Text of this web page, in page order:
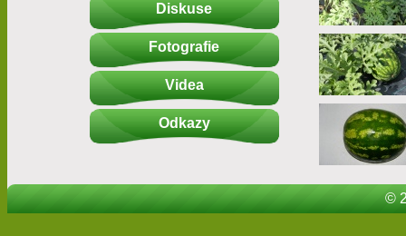
Diskuse
Fotografie
Videa
Odkazy
©